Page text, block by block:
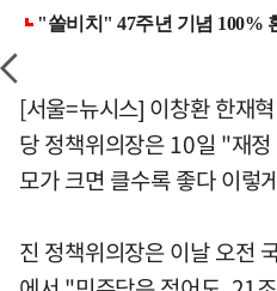
[서울=뉴시스] 이창환 한재
당 정책위의장은 10일 "재
모가 크면 클수록 좋다 이렇
진 정책위의장은 이날 오전